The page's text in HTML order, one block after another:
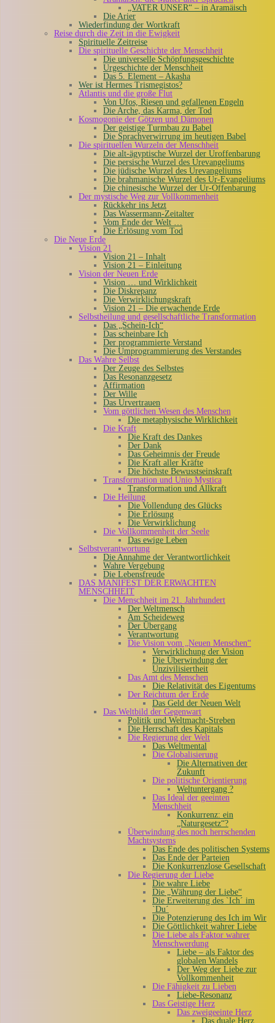
„VATER UNSER“ – in Aramäisch
Die Arier
Wiederfindung der Wortkraft
Reise durch die Zeit in die Ewigkeit
Spirituelle Zeitreise
Die spirituelle Geschichte der Menschheit
Die universelle Schöpfungsgeschichte
Urgeschichte der Menschheit
Das 5. Element – Akasha
Wer ist Hermes Trismegistos?
Atlantis und die große Flut
Von Ufos, Riesen und gefallenen Engeln
Die Arche, das Karma, der Tod
Kosmogonie der Götzen und Dämonen
Der geistige Turmbau zu Babel
Die Sprachverwirrung im heutigen Babel
Die spirituellen Wurzeln der Menschheit
Die alt-ägyptische Wurzel der Uroffenbarung
Die persische Wurzel des Urevangeliums
Die jüdische Wurzel des Urevangeliums
Die brahmanische Wurzel des Ur-Evangeliums
Die chinesische Wurzel der Ur-Offenbarung
Der mystische Weg zur Vollkommenheit
Rückkehr ins Jetzt
Das Wassermann-Zeitalter
Vom Ende der Welt …
Die Erlösung vom Tod
Die Neue Erde
Vision 21
Vision 21 – Inhalt
Vision 21 – Einleitung
Vision der Neuen Erde
Vision … und Wirklichkeit
Die Diskrepanz
Die Verwirklichungskraft
Vision 21 – Die erwachende Erde
Selbstheilung und gesellschaftliche Transformation
Das „Schein-Ich“
Das scheinbare Ich
Der programmierte Verstand
Die Umprogrammierung des Verstandes
Das Wahre Selbst
Der Zeuge des Selbstes
Das Resonanzgesetz
Affirmation
Der Wille
Das Urvertrauen
Vom göttlichen Wesen des Menschen
Die metaphysische Wirklichkeit
Die Kraft
Die Kraft des Dankes
Der Dank
Das Geheimnis der Freude
Die Kraft aller Kräfte
Die höchste Bewusstseinskraft
Transformation und Unio Mystica
Transformation und Allkraft
Die Heilung
Die Vollendung des Glücks
Die Erlösung
Die Verwirklichung
Die Vollkommenheit der Seele
Das ewige Leben
Selbstverantwortung
Die Annahme der Verantwortlichkeit
Wahre Vergebung
Die Lebensfreude
DAS MANIFEST DER ERWACHTEN
MENSCHHEIT
Die Menschheit im 21. Jahrhundert
Der Weltmensch
Am Scheideweg
Der Übergang
Verantwortung
Die Vision vom „Neuen Menschen“
Verwirklichung der Vision
Die Überwindung der
Unzivilisiertheit
Das Amt des Menschen
Die Relativität des Eigentums
Der Reichtum der Erde
Das Geld der Neuen Welt
Das Weltbild der Gegenwart
Politik und Weltmacht-Streben
Die Herrschaft des Kapitals
Die Regierung der Welt
Das Weltmental
Die Globalisierung
Die Alternativen der
Zukunft
Die politische Orientierung
Weltuntergang ?
Das Ideal der geeinten
Menschheit
Konkurrenz: ein
„Naturgesetz“?
Überwindung des noch herrschenden
Machtsystems
Das Ende des politischen Systems
Das Ende der Parteien
Die Konkurrenzlose Gesellschaft
Die Regierung der Liebe
Die wahre Liebe
Die „Währung der Liebe“
Die Erweiterung des `Ich´ im
`Du´
Die Potenzierung des Ich im Wir
Die Göttlichkeit wahrer Liebe
Die Liebe als Faktor wahrer
Menschwerdung
Liebe – als Faktor des
globalen Wandels
Der Weg der Liebe zur
Vollkommenheit
Die Fähigkeit zu Lieben
Liebe-Resonanz
Das Geistige Herz
Das zweigeeinte Herz
Das duale Herz